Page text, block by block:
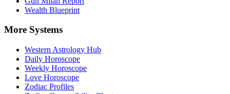
Wealth Blueprint
More Systems
Western Astrology Hub
Daily Horoscope
Weekly Horoscope
Love Horoscope
Zodiac Profiles